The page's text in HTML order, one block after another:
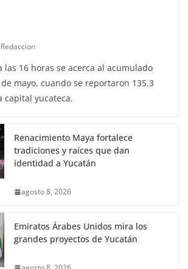
Redaccion
las 16 horas se acerca al acumulado
mayo, cuando se reportaron 135.3
capital yucateca.
Renacimiento Maya fortalece
tradiciones y raíces que dan
identidad a Yucatán
agosto 8, 2026
Emiratos Árabes Unidos mira los
grandes proyectos de Yucatán